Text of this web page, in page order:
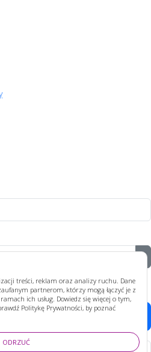
treści, reklam oraz analizy ruchu. Dane
partnerom, którzy mogą łączyć je z
ich usług. Dowiedz się więcej o tym,
Politykę Prywatności, by poznać
ODRZUĆ